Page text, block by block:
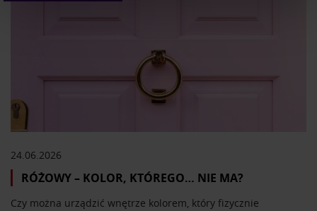
analizować ruch w naszej witrynie. Informacje o tym, jak
korzystasz z naszej witryny, udostępniamy partnerom
społecznościowym, reklamowym i analitycznym.
Partnerzy mogą połączyć te informacje z innymi danymi
otrzymanymi od Ciebie lub uzyskanymi podczas
korzystania z ich usług.
24.06.2026
RÓŻOWY – KOLOR, KTÓREGO… NIE MA?
Czy można urządzić wnętrze kolorem, który fizycznie